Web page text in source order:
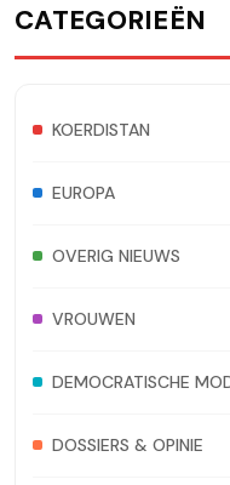
CATEGORIEËN
KOERDISTAN
EUROPA
OVERIG NIEUWS
VROUWEN
DEMOCRATISCHE
DOSSIERS & OPINIE